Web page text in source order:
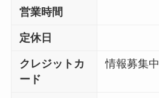
営業時間
定休日
クレジットカ
ード
情報募集中